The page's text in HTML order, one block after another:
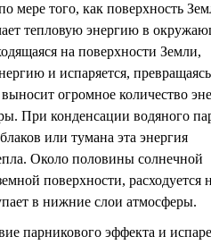
мере того, как поверхность
тепловую энергию в
на поверхности Земли,
и испаряется, превращаясь
огромное количество
При конденсации водяного
или тумана эта энергия
Около половины солнечной
поверхности, расходуется
в нижние слои атмосферы.
парникового эффекта и